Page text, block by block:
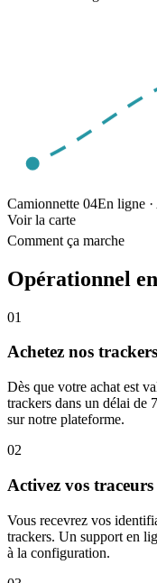
Camionnette 04En ligne
Voir la carte
Comment ça marche
Opérationnel
01
Achetez nos
Dès que votre achat est
trackers dans un délai de
sur notre plateforme.
02
Activez vos traceurs
Vous recevrez vos
trackers. Un support en
à la configuration.